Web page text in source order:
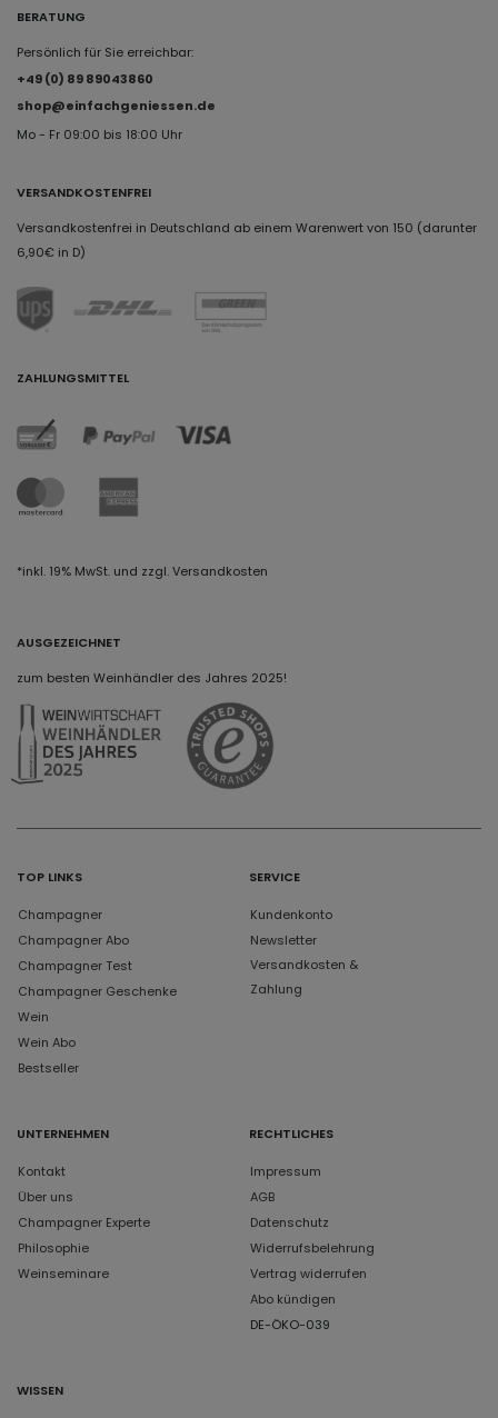
BERATUNG
Persönlich für Sie erreichbar:
+49 (0) 89 89043860
shop@einfachgeniessen.de
Mo - Fr 09:00 bis 18:00 Uhr
VERSANDKOSTENFREI
Versandkostenfrei in Deutschland ab einem Warenwert von 150 (darunter
6,90€ in D)
ZAHLUNGSMITTEL
*inkl. 19% MwSt. und zzgl. Versandkosten
AUSGEZEICHNET
zum besten Weinhändler des Jahres 2025!
TOP LINKS
Champagner
Champagner Abo
Champagner Test
Champagner Geschenke
Wein
Wein Abo
Bestseller
SERVICE
Kundenkonto
Newsletter
Versandkosten &
Zahlung
UNTERNEHMEN
Kontakt
Über uns
Champagner Experte
Philosophie
Weinseminare
RECHTLICHES
Impressum
AGB
Datenschutz
Widerrufsbelehrung
Vertrag widerrufen
Abo kündigen
DE-ÖKO-039
WISSEN